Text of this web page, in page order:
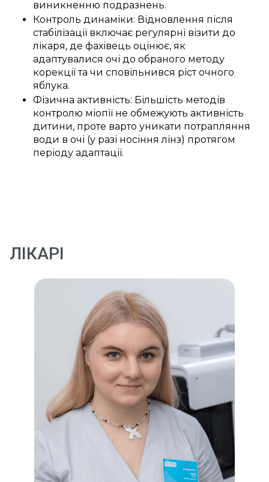
виникненню подразнень.
Контроль динаміки: Відновлення після
стабілізації включає регулярні візити до
лікаря, де фахівець оцінює, як
адаптувалися очі до обраного методу
корекції та чи сповільнився ріст очного
яблука.
Фізична активність: Більшість методів
контролю міопії не обмежують активність
дитини, проте варто уникати потрапляння
води в очі (у разі носіння лінз) протягом
періоду адаптації.
ЛІКАРІ